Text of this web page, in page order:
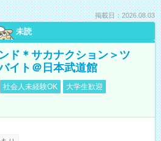
掲載日：2026.08.03
未読
ド＊サカナクション＞ツ
イト＠日本武道館
社会人未経験OK
大学生歓迎